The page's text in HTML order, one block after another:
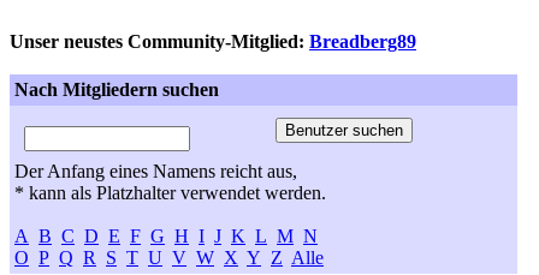
Unser neustes Community-Mitglied: Breadberg89
Nach Mitgliedern suchen
Der Anfang eines Namens reicht aus,
* kann als Platzhalter verwendet werden.
A B C D E F G H I J K L M N
O P Q R S T U V W X Y Z Alle